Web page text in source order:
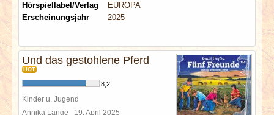
Hörspiellabel/Verlag
EUROPA
Erscheinungsjahr
2025
Und das gestohlene Pferd
HOT
8,2
Kinder u. Jugend
Annika Lange 19. April 2025